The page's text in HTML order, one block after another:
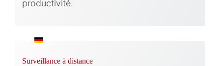
DE
productivité.
Surveillance à distance